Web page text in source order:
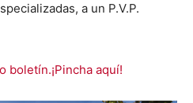
a un P.V.P.
boletín.¡Pincha aquí!